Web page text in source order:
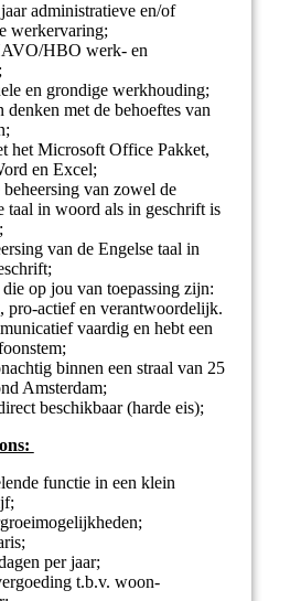
administratieve en/of
werkervaring;
HBO werk- en
en grondige werkhouding;
denken met de behoeftes van
het Microsoft Office Pakket,
en Excel;
van zowel de
taal in woord als in geschrift is
van de Engelse taal in
op jou van toepassing zijn:
pro-actief en verantwoordelijk.
vaardig en hebt een
binnen een straal van 25
Amsterdam;
beschikbaar (harde eis);
functie in een klein
per jaar;
t.b.v. woon-